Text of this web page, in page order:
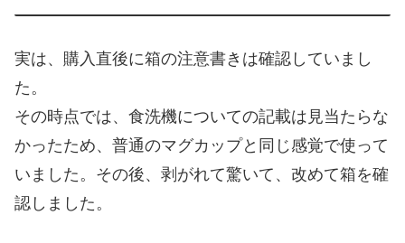
実は、購入直後に箱の注意書きは確認していまし
た。
その時点では、食洗機についての記載は見当たらな
かったため、普通のマグカップと同じ感覚で使って
いました。その後、剥がれて驚いて、改めて箱を確
認しました。